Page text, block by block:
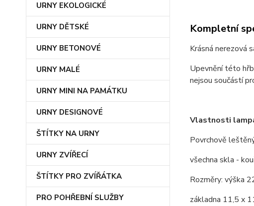
URNY EKOLOGICKÉ
URNY DĚTSKÉ
URNY BETONOVÉ
URNY MALÉ
URNY MINI NA PAMÁTKU
URNY DESIGNOVÉ
ŠTÍTKY NA URNY
URNY ZVÍŘECÍ
ŠTÍTKY PRO ZVÍŘÁTKA
PRO POHŘEBNÍ SLUŽBY
Kompletní
Krásná nerezová
Upevnění této
nejsou součástí
Vlastnosti
Povrchově
všechna skla -
Rozměry: výška
základna 11,5 x